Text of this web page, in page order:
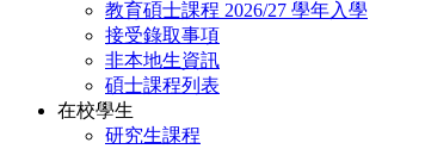
教育碩士課程 2026/27 學年入學
接受錄取事項
非本地生資訊
碩士課程列表
在校學生
研究生課程